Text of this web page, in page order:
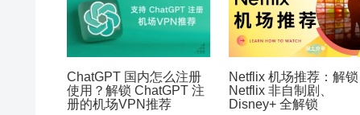
ChatGPT 国内怎么注册
使用？解锁 ChatGPT 注
册的机场VPN推荐
Netflix 机场推荐：解锁
Netflix 非自制剧、
Disney+ 全解锁